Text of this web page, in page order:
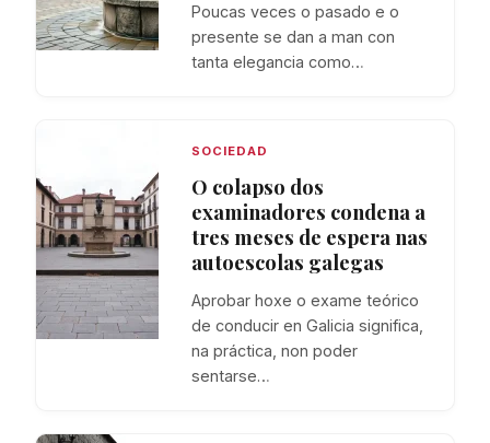
Poucas veces o pasado e o
presente se dan a man con
tanta elegancia como…
SOCIEDAD
O colapso dos
examinadores condena a
tres meses de espera nas
autoescolas galegas
Aprobar hoxe o exame teórico
de conducir en Galicia significa,
na práctica, non poder
sentarse…